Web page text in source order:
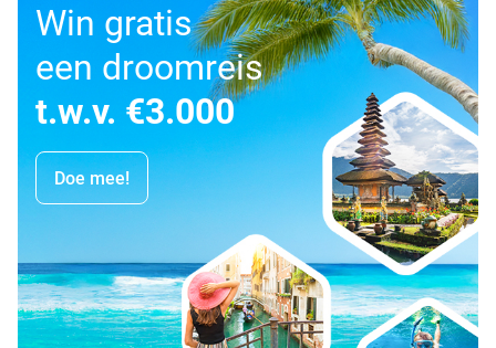
Win gratis
een droomreis
t.w.v. €3.000
Doe mee!